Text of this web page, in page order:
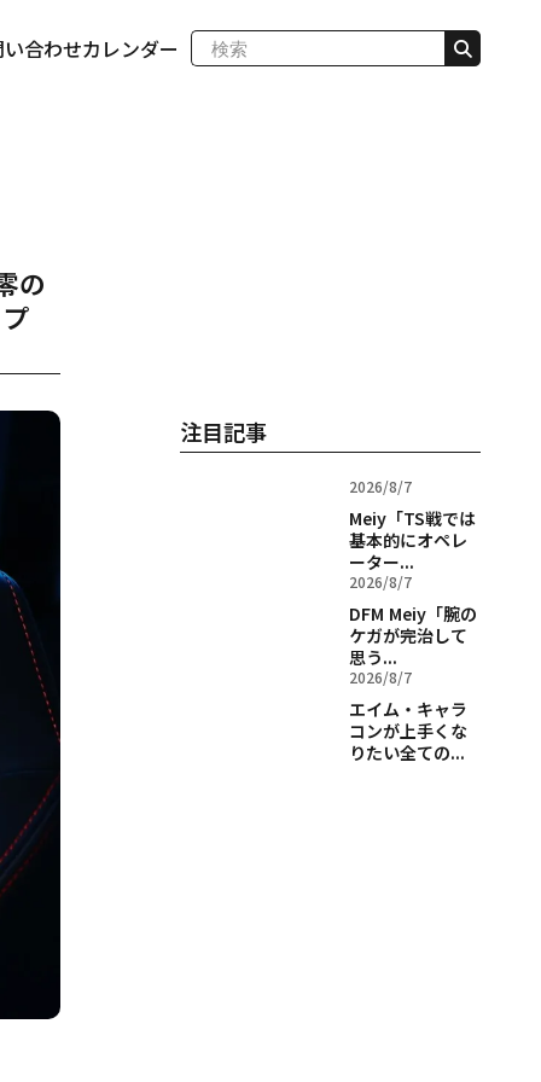
合わせカレンダー
の
注目記事
2026/8/7
Meiy「TS戦では
基本的にオペレ
ーター...
2026/8/7
DFM Meiy「腕の
ケガが完治して
思う...
2026/8/7
エイム・キャラ
コンが上手くな
りたい全ての...